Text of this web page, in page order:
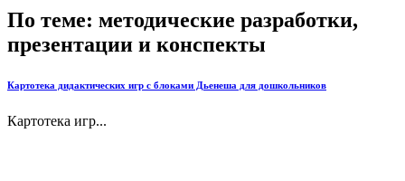
По теме: методические разработки,
презентации и конспекты
Картотека дидактических игр с блоками Дьенеша для дошкольников
Картотека игр...